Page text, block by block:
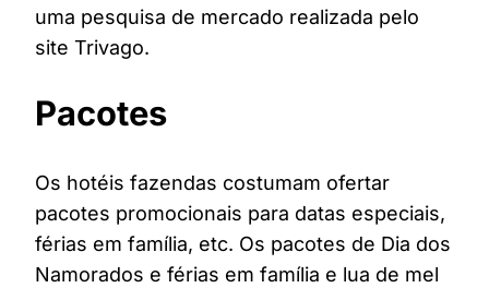
uma pesquisa de mercado realizada pelo
site Trivago.
Pacotes
Os hotéis fazendas costumam ofertar
pacotes promocionais para datas especiais,
férias em família, etc. Os pacotes de Dia dos
Namorados e férias em família e lua de mel